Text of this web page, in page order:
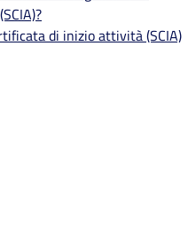
di inizio attività (SCIA)